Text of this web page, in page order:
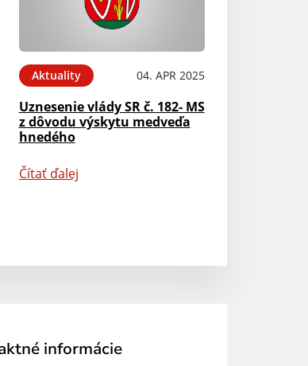
Aktuality 04. APR 2025
Uznesenie vlády SR č. 182- MS
z dôvodu výskytu medveďa
hnedého
Čítať ďalej
informácie